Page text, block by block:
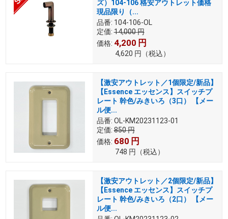
ズ）104-106 格安アウトレット価格
現品限り（...
品番: 104-106-OL
定価: 14,000円
価格: 4,200 円
4,620 円 （税込）
【激安アウトレット／1個限定/新品】
【Essence エッセンス】スイッチプ
レート 幹色/みきいろ（3口） 【メー
ル便...
品番: OL-KM20231123-01
定価: 850円
価格: 680 円
748 円 （税込）
【激安アウトレット／2個限定/新品】
【Essence エッセンス】スイッチプ
レート 幹色/みきいろ（2口） 【メー
ル便...